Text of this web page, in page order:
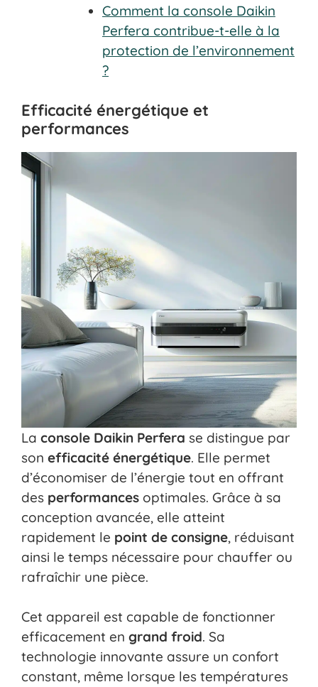
Comment la console Daikin
Perfera contribue-t-elle à la
protection de l’environnement
?
Efficacité énergétique et
performances
La console Daikin Perfera se distingue par
son efficacité énergétique. Elle permet
d’économiser de l’énergie tout en offrant
des performances optimales. Grâce à sa
conception avancée, elle atteint
rapidement le point de consigne, réduisant
ainsi le temps nécessaire pour chauffer ou
rafraîchir une pièce.
Cet appareil est capable de fonctionner
efficacement en grand froid. Sa
technologie innovante assure un confort
constant, même lorsque les températures